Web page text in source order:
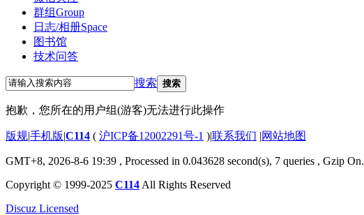
群组Group
日志/相册Space
图书馆
技术问答
搜索 搜索
抱歉，您所在的用户组(游客)无法进行此操作
版规|手机版|C114 ( 沪ICP备12002291号-1 )|联系我们 |网站地图
GMT+8, 2026-8-6 19:39 , Processed in 0.043628 second(s), 7 queries , Gzip On.
Copyright © 1999-2025 C114 All Rights Reserved
Discuz Licensed